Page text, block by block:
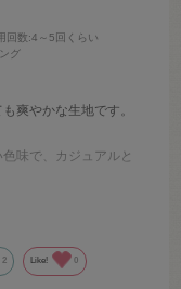
回数:4～5回くらい
グ
爽やかな生地です。
味で、カジュアルと
な作りの存在感ある
2 Like! 0